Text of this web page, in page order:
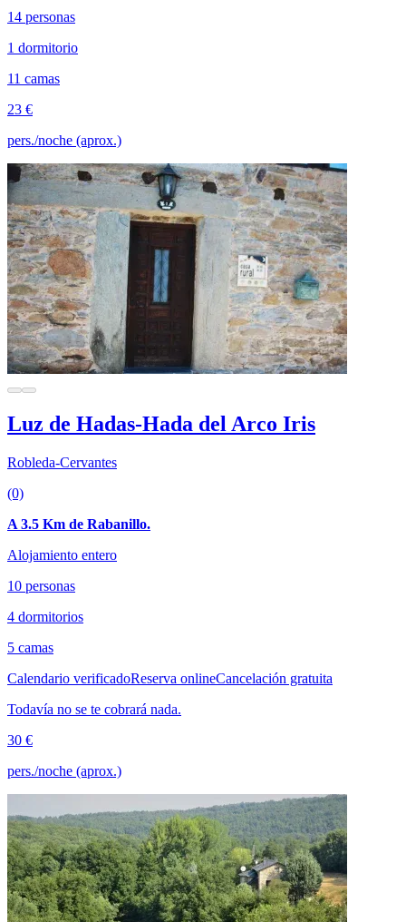
14 personas
1 dormitorio
11 camas
23 €
pers./noche (aprox.)
Luz de Hadas-Hada del Arco Iris
Robleda-Cervantes
(0)
A 3.5 Km de Rabanillo.
Alojamiento entero
10 personas
4 dormitorios
5 camas
Calendario verificadoReserva onlineCancelación gratuita
Todavía no se te cobrará nada.
30 €
pers./noche (aprox.)